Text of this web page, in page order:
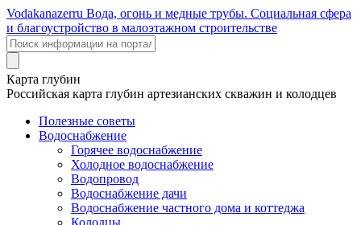
Vodakanazerru Вода, огонь и медные трубы. Социальная сфера
и благоустройство в малоэтажном строительстве
Карта глубин
Российская карта глубин артезианских скважин и колодцев
Полезные советы
Водоснабжение
Горячее водоснабжение
Холодное водоснабжение
Водопровод
Водоснабжение дачи
Водоснабжение частного дома и коттеджа
Колодцы